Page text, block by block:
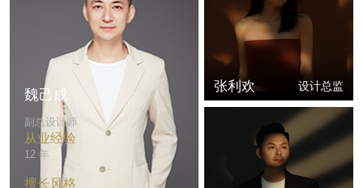
帅伯尤
副总设计师
从业经验
15 年
擅长风格
陈文辉
从业经验
擅长风格
张利欢 设计总监